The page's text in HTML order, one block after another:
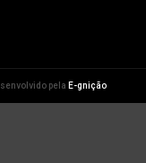
pela E-gnição